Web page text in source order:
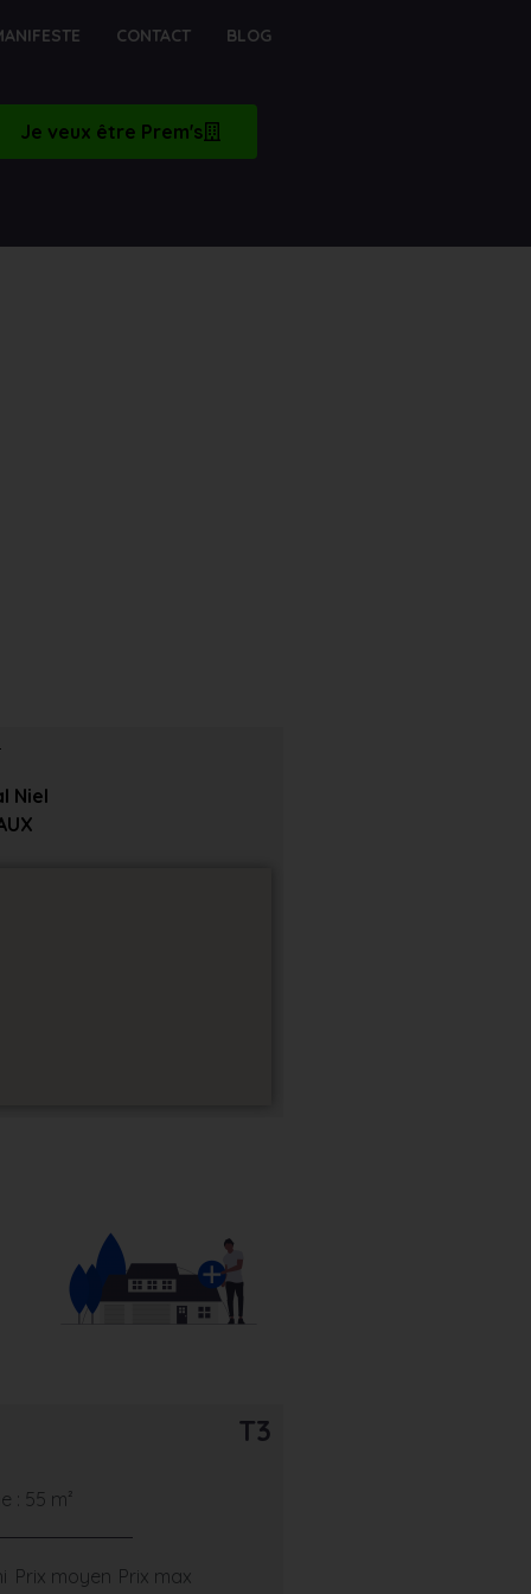
CONTACT BLOG
Je veux être Prem's
Niel
T3
: 55 m²
Prix moyen Prix max